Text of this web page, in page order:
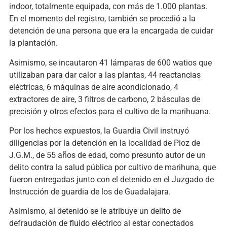
indoor, totalmente equipada, con más de 1.000 plantas.
En el momento del registro, también se procedió a la
detención de una persona que era la encargada de cuidar
la plantación.
Asimismo, se incautaron 41 lámparas de 600 watios que
utilizaban para dar calor a las plantas, 44 reactancias
eléctricas, 6 máquinas de aire acondicionado, 4
extractores de aire, 3 filtros de carbono, 2 básculas de
precisión y otros efectos para el cultivo de la marihuana.
Por los hechos expuestos, la Guardia Civil instruyó
diligencias por la detención en la localidad de Pioz de
J.G.M., de 55 años de edad, como presunto autor de un
delito contra la salud pública por cultivo de marihuna, que
fueron entregadas junto con el detenido en el Juzgado de
Instrucción de guardia de los de Guadalajara.
Asimismo, al detenido se le atribuye un delito de
defraudación de fluido eléctrico al estar conectados